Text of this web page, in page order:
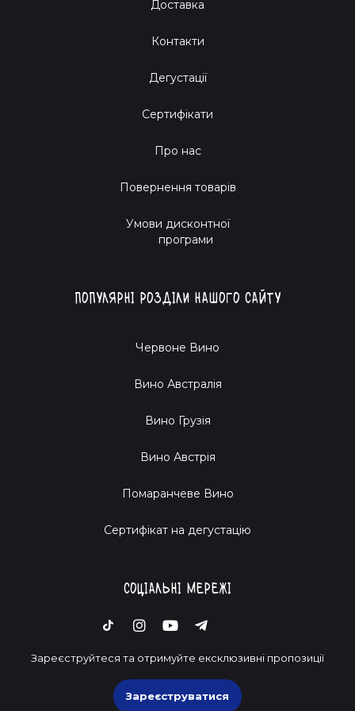
Доставка
Контакти
Дегустації
Сертифікати
Про нас
Повернення товарів
Умови дисконтної
програми
Популярні розділи нашого сайту
Червоне Вино
Вино Австралія
Вино Грузія
Вино Австрія
Помаранчеве Вино
Cертифікат на дегустацію
Соціальні мережі
Зареєструйтеся та отримуйте ексклюзивні пропозиції
Зареєструватися